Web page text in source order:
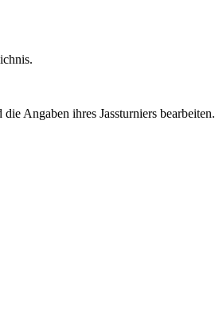
die Angaben ihres Jassturniers bearbeiten.